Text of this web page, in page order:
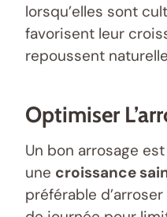
lorsqu’elles sont
favorisent leur
repoussent
Optimiser
Un bon arrosage
une croissance
préférable